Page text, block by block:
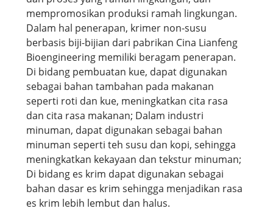
mempromosikan produksi ramah lingkungan.
Dalam hal penerapan, krimer non-susu
berbasis biji-bijian dari pabrikan Cina Lianfeng
Bioengineering memiliki beragam penerapan.
Di bidang pembuatan kue, dapat digunakan
sebagai bahan tambahan pada makanan
seperti roti dan kue, meningkatkan cita rasa
dan cita rasa makanan; Dalam industri
minuman, dapat digunakan sebagai bahan
minuman seperti teh susu dan kopi, sehingga
meningkatkan kekayaan dan tekstur minuman;
Di bidang es krim dapat digunakan sebagai
bahan dasar es krim sehingga menjadikan rasa
es krim lebih lembut dan halus.